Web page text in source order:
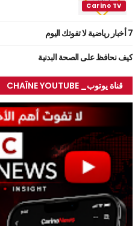
7 أخبار رياضية لا تفوتك اليوم
كيف نحافظ على الصحة البدنية
قناة يوتوب_ CHAÎNE YOUTUBE